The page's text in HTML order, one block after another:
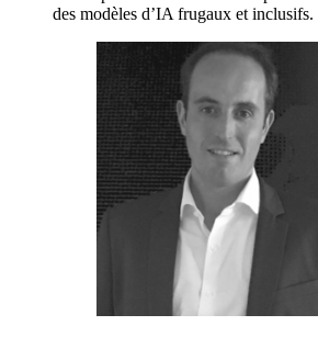
des modèles d’IA frugaux et inclusifs.